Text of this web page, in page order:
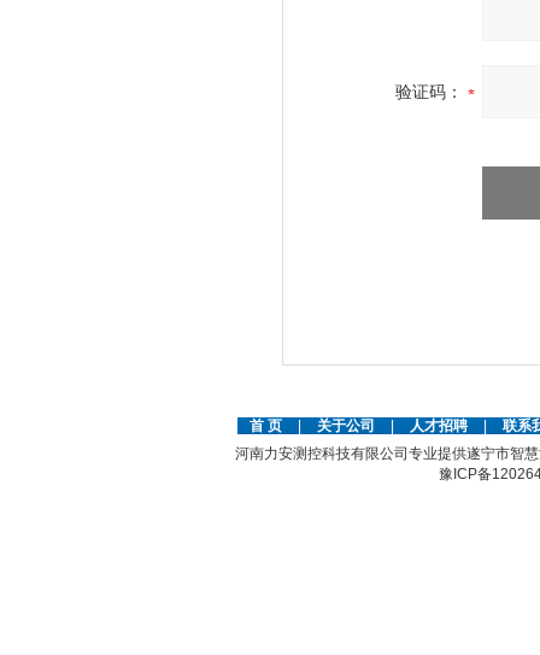
验证码：
首 页 关于公司 人才招聘
联系
河南力安测控科技有限公司专业提供遂宁市智
豫ICP备